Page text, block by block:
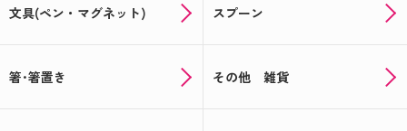
文具(ペン・マグネット) スプーン
箸･箸置き その他 雑貨